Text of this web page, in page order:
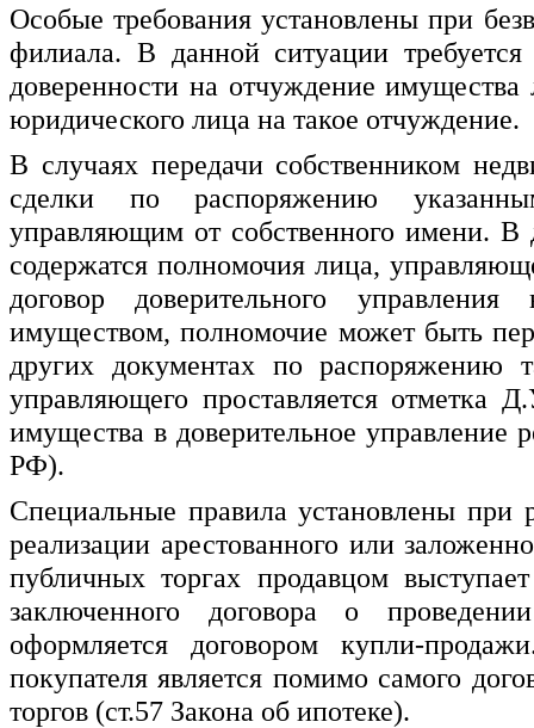
Особые требования установлены при
филиала. В данной ситуации
доверенности на отчуждение
юридического лица на такое отчуждение.
В случаях передачи собственником
сделки по распоряжению
управляющим от собственного имени. В
содержатся полномочия лица,
договор доверительного
имуществом, полномочие может быть
других документах по распоряжению
управляющего проставляется
имущества в доверительное управление
РФ).
Специальные правила установлены
реализации арестованного или
публичных торгах продавцом
заключенного договора о
оформляется договором купли-
покупателя является помимо самого
торгов (ст.57 Закона об ипотеке).